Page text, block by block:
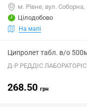
м. Рівне, вул. Соборна,
Цілодобово
На мапі
Ципролет табл. в/о
Д-Р РЕДДІС
268.50 грн